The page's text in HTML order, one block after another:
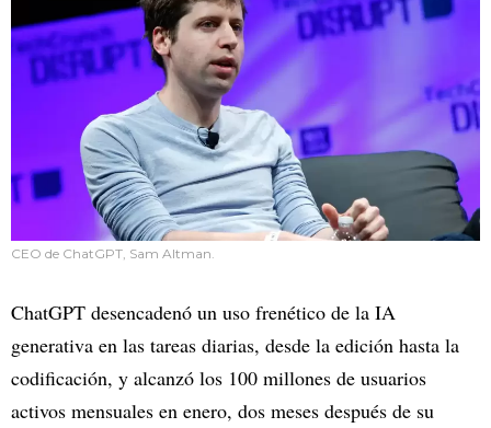
CEO de ChatGPT, Sam Altman.
ChatGPT desencadenó un uso frenético de la IA
generativa en las tareas diarias, desde la edición hasta la
codificación, y alcanzó los 100 millones de usuarios
activos mensuales en enero, dos meses después de su